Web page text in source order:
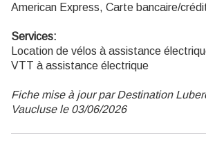
American Express, Carte bancaire/
Services:
Location de vélos à assistance
VTT à assistance électrique
Fiche mise à jour par Destination
Vaucluse le 03/06/2026